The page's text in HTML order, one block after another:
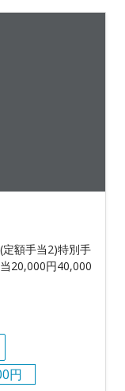
額手当2)特別手
20,000円40,000
円